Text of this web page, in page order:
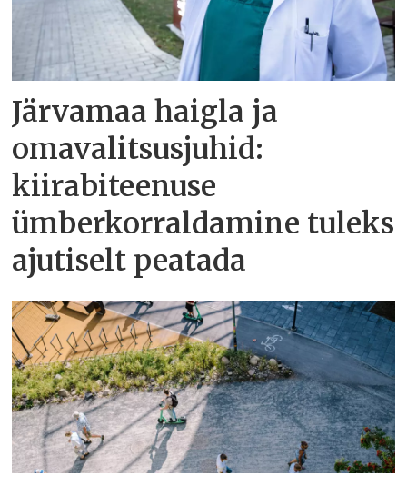
Järvamaa haigla ja
omavalitsusjuhid:
kiirabiteenuse
ümberkorraldamine tuleks
ajutiselt peatada